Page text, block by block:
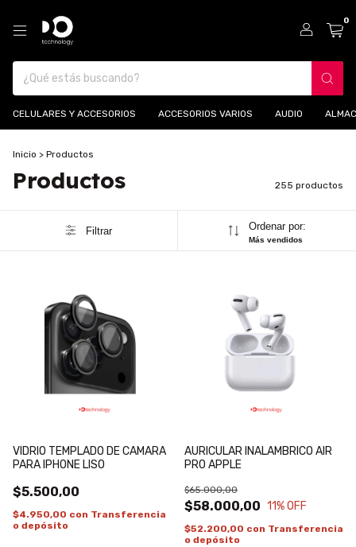
0
CELULARES Y ACCESORIOS ACCESORIOS VARIOS AUDIO
Inicio > Productos
Productos 255 productos
Filtrar Ordenar por:
Más vendidos
VIDRIO TEMPLADO DE CAMARA
PARA IPHONE LISO
$5.500,00
$4.950,00 con Transferencia
o depósito
AURICULAR INALAMBRICO AIR
PRO APPLE
$58.000,00
$65.000,00
11% OFF
$52.200,00 con Transferencia
o depósito